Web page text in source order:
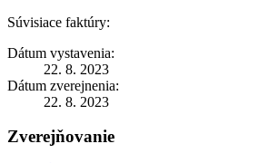
Súvisiace faktúry:
Dátum vystavenia:
22. 8. 2023
Dátum zverejnenia:
22. 8. 2023
Zverejňovanie